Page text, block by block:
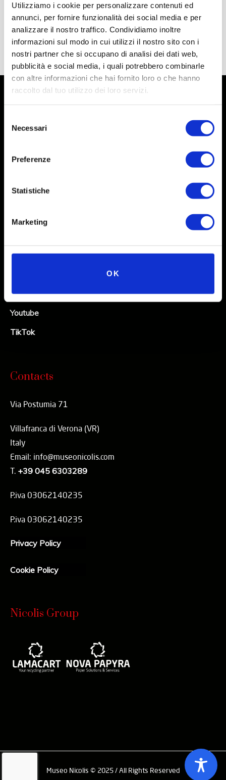
Utilizziamo i cookie per personalizzare contenuti ed
annunci, per fornire funzionalità dei social media e per
analizzare il nostro traffico. Condividiamo inoltre
informazioni sul modo in cui utilizzi il nostro sito con i
nostri partner che si occupano di analisi dei dati web,
pubblicità e social media, i quali potrebbero combinarle
con altre informazioni che hai fornito loro o che hanno
raccolto dal tuo utilizzo dei loro servizi.
delNecessari
Preferenze
Statistiche
Marketing
OK
Facebook
Linkedin
Youtube
TikTok
Contacts
Via Postumia 71
Villafranca di Verona (VR)
Italy
Email: info@museonicolis.com
T. +39 045 6303289
P.iva 03062140235
P.iva 03062140235
Privacy Policy
Cookie Policy
Nicolis Group
Museo Nicolis © 2025 / All Rights Reserved